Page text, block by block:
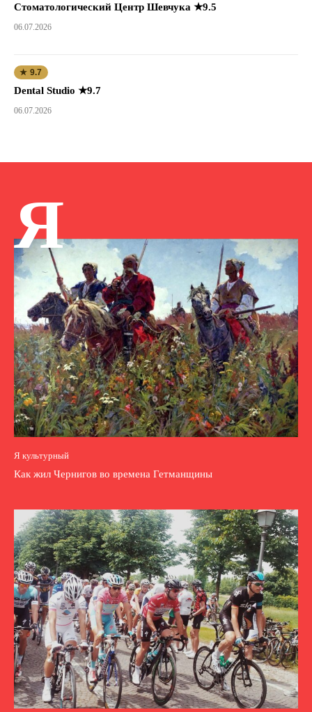
Стоматологический Центр Шевчука ★9.5
06.07.2026
★ 9.7
Dental Studio ★9.7
06.07.2026
Я
Я культурный
Как жил Чернигов во времена Гетманщины